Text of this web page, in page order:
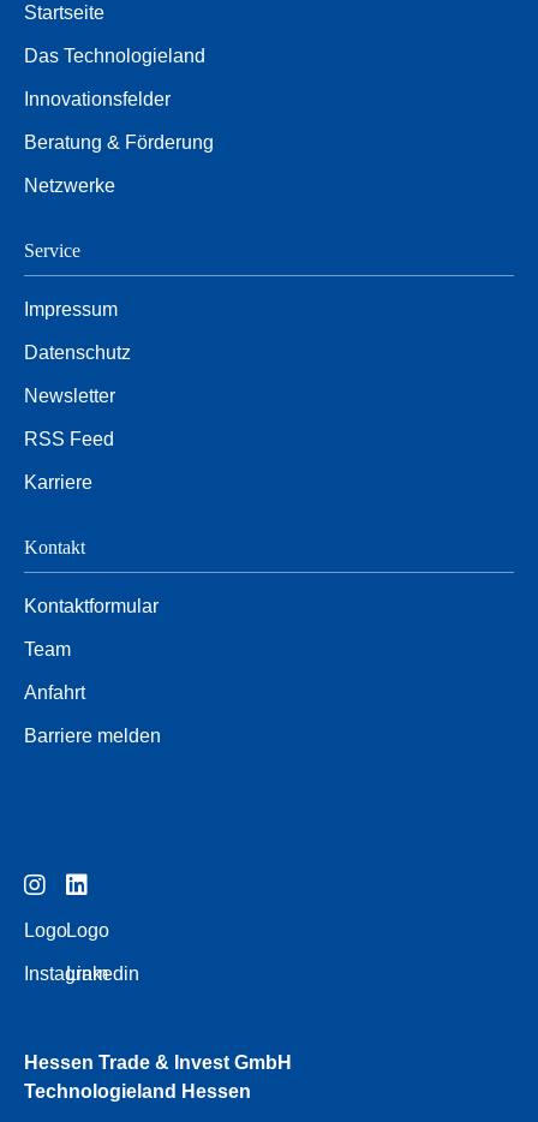
Startseite
Das Technologieland
Innovationsfelder
Beratung & Förderung
Netzwerke
Service
Impressum
Datenschutz
Newsletter
RSS Feed
Karriere
Kontakt
Kontaktformular
Team
Anfahrt
Barriere melden
Logo
Instagram
Logo
Linkedin
Hessen Trade & Invest GmbH
Technologieland Hessen